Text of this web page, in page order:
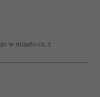
w miasto cz. 3